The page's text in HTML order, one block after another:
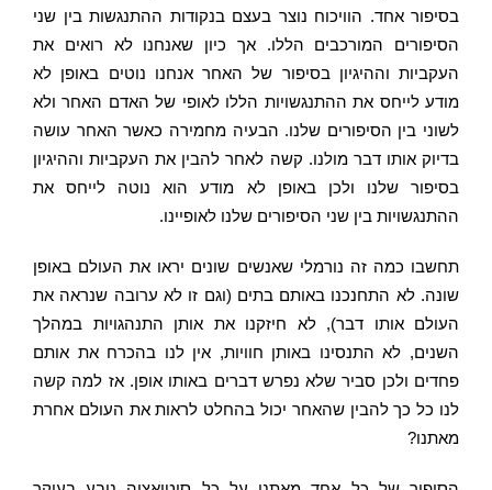
בסיפור אחד. הוויכוח נוצר בעצם בנקודות ההתנגשות בין שני
הסיפורים המורכבים הללו. אך כיון שאנחנו לא רואים את
העקביות וההיגיון בסיפור של האחר אנחנו נוטים באופן לא
מודע לייחס את ההתנגשויות הללו לאופי של האדם האחר ולא
לשוני בין הסיפורים שלנו. הבעיה מחמירה כאשר האחר עושה
בדיוק אותו דבר מולנו. קשה לאחר להבין את העקביות וההיגיון
בסיפור שלנו ולכן באופן לא מודע הוא נוטה לייחס את
ההתנגשויות בין שני הסיפורים שלנו לאופיינו.
תחשבו כמה זה נורמלי שאנשים שונים יראו את העולם באופן
שונה. לא התחנכנו באותם בתים (וגם זו לא ערובה שנראה את
העולם אותו דבר), לא חיזקנו את אותן התנהגויות במהלך
השנים, לא התנסינו באותן חוויות, אין לנו בהכרח את אותם
פחדים ולכן סביר שלא נפרש דברים באותו אופן. אז למה קשה
לנו כל כך להבין שהאחר יכול בהחלט לראות את העולם אחרת
מאתנו?